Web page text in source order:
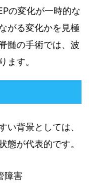
の変化が一時的な
がる変化かを見極
髄の手術では、波
ます。
い背景としては、
態が代表的です。
障害